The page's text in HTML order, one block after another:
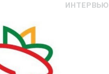
ИНТЕРВЬЮ